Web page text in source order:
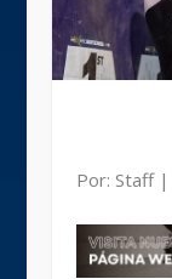
Por: Staff